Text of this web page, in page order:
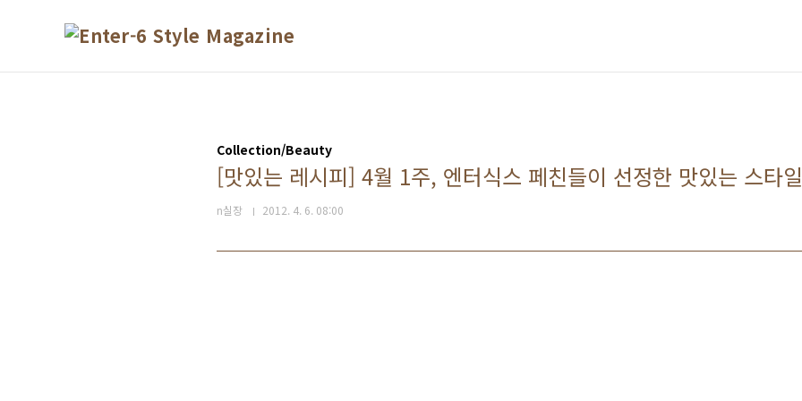
Collection/Beauty
[맛있는 레시피] 4월 1주, 엔터식스 페친들이 선정한 맛있는 스타
n실장 2012. 4. 6. 08:00